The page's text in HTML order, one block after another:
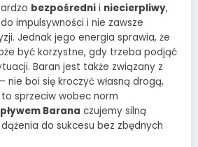
bezpośredni i niecierpliwy,
impulsywności i nie zawsze
Jednak jego energia sprawia, że
być korzystne, gdy trzeba podjąć
Baran jest także związany z
– nie boi się kroczyć własną drogą,
sprzeciw wobec norm
Barana czujemy silną
do sukcesu bez zbędnych